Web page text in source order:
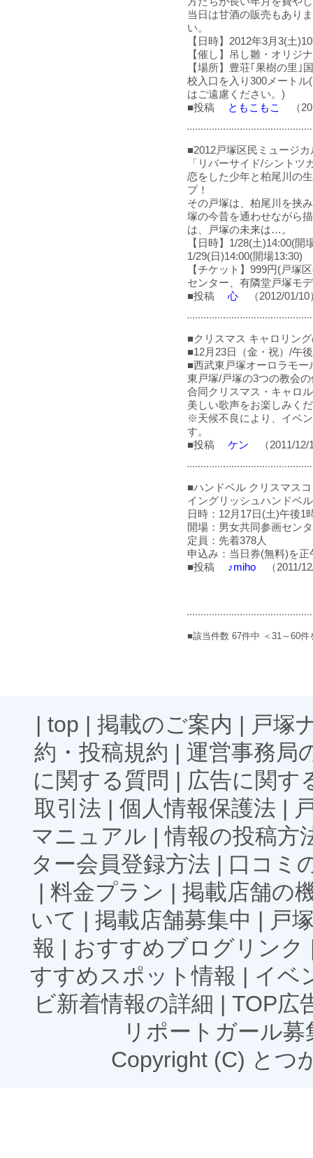
当日は甘酒の販売もあり
い。
【日時】2012年3月3(土
【催し】吊し雛・オリジ
【場所】豊荘｢果樹の里｣
校入口を入り300メート
はご遠慮ください。)
■投稿
ともこもこ （
■2012戸塚区民ミュージカ
「リバーサイド/シントツ
恋をした少年と柏尾川の
プ！
その戸塚は、柏尾川を挟
塚の今昔を通わせながら
は、戸塚の未来は…。
【日時】1/28(土)14:00(
1/29(日)14:00(開場13:30)
【チケット】999円(戸塚
センター、有隣堂戸塚モ
■投稿
心 （2012/01/10
■クリスマス キャロリン
■12月23日（金・祝）/午
■西武東戸塚オーロラモ
東戸塚/戸塚の3つの教会
合同クリスマス・キャロ
美しい歌声をお楽しみく
※天候不良により、イベ
す。
■投稿
ケン （2011/12/
■ハンドベル クリスマス
イングリッシュハンドベ
日時：12月17日(土)午後1
開場：男女共同参画セン
定員：先着378人
申込み：当日券(無料)を
■投稿
♪miho （2011/
■該当件数 67件中 ＜31～60
| top | 掲載のご案内 | 戸塚
約・投稿規約 | 運営事務局
に関する質問 | 広告に関す
取引法 | 個人情報保護法 |
マニュアル |情報の投稿方
ター会員登録方法 | 口コミ
| 料金プラン | 掲載店舗の
いて | 掲載店舗募集中 | 戸
報 | おすすめブログリンク
すすめスポット情報 | イベ
ビ新着情報の詳細 | TOP広
リポートガール募
Copyright (C) とつ